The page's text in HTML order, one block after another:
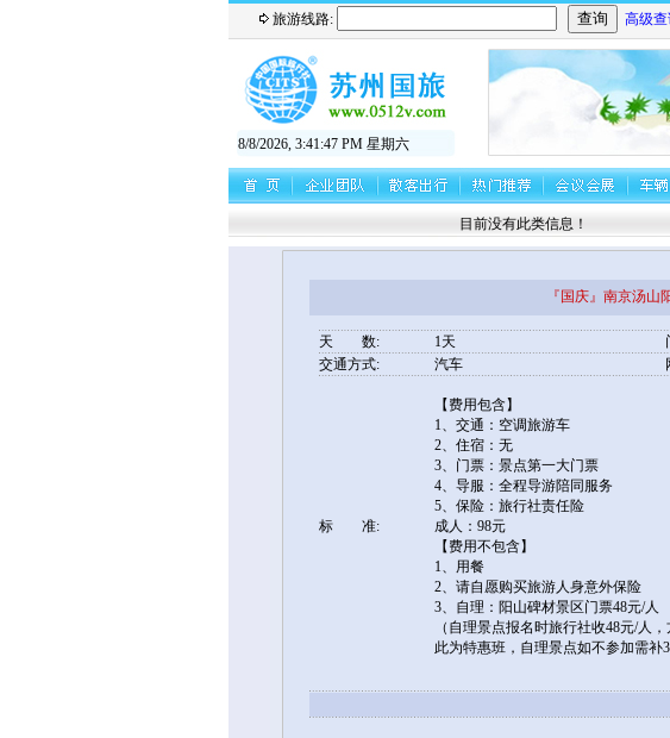
旅游线路: 高级查
8/8/2026, 3:41:47 PM 星期六
目前没有此类信息！
『国庆』南京汤
天 数: 1天
交通方式:
汽车
标 准:
【费用包含】
1、交通：空调旅游车
2、住宿：无
3、门票：景点第一大门票
4、导服：全程导游陪同服务
5、保险：旅行社责任险
成人：98元
【费用不包含】
1、用餐
2、请自愿购买旅游人身意外保险
3、自理：阳山碑材景区门票48元/人
（自理景点报名时旅行社收48元/人
此为特惠班，自理景点如不参加需补